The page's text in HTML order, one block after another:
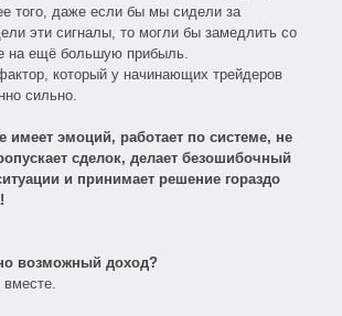
того, даже если бы мы сидели за
эти сигналы, то могли бы замедлить со
на ещё большую прибыль.
который у начинающих трейдеров
сильно.
имеет эмоций, работает по системе, не
сделок, делает безошибочный
и принимает решение гораздо
возможный доход?
вместе.